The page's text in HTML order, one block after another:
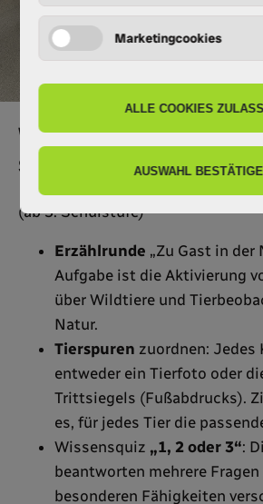
Workshop
schützen!"
(ab 3. Schulstufe)
Erzählrunde „Zu Gast in der
Aufgabe ist die Aktivierung
über Wildtiere und
Natur.
Tierspuren zuordnen: Jedes
entweder ein Tierfoto oder
Trittsiegels (Fußabdrucks).
es, für jedes Tier die
Wissensquiz „1, 2 oder 3“:
beantworten mehrere Fragen
besonderen Fähigkeiten